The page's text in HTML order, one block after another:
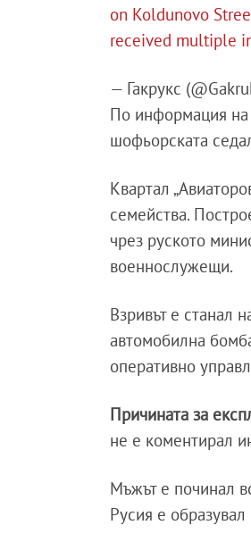
on Koldunovo
received multiple
— Гакрукс
По информация на
шофьорската
Квартал
семейства.
чрез руското
военнослужещи.
Взривът е станал
автомобилна
оперативно
Причината за
не е коментирал
Мъжът е починал
Русия е